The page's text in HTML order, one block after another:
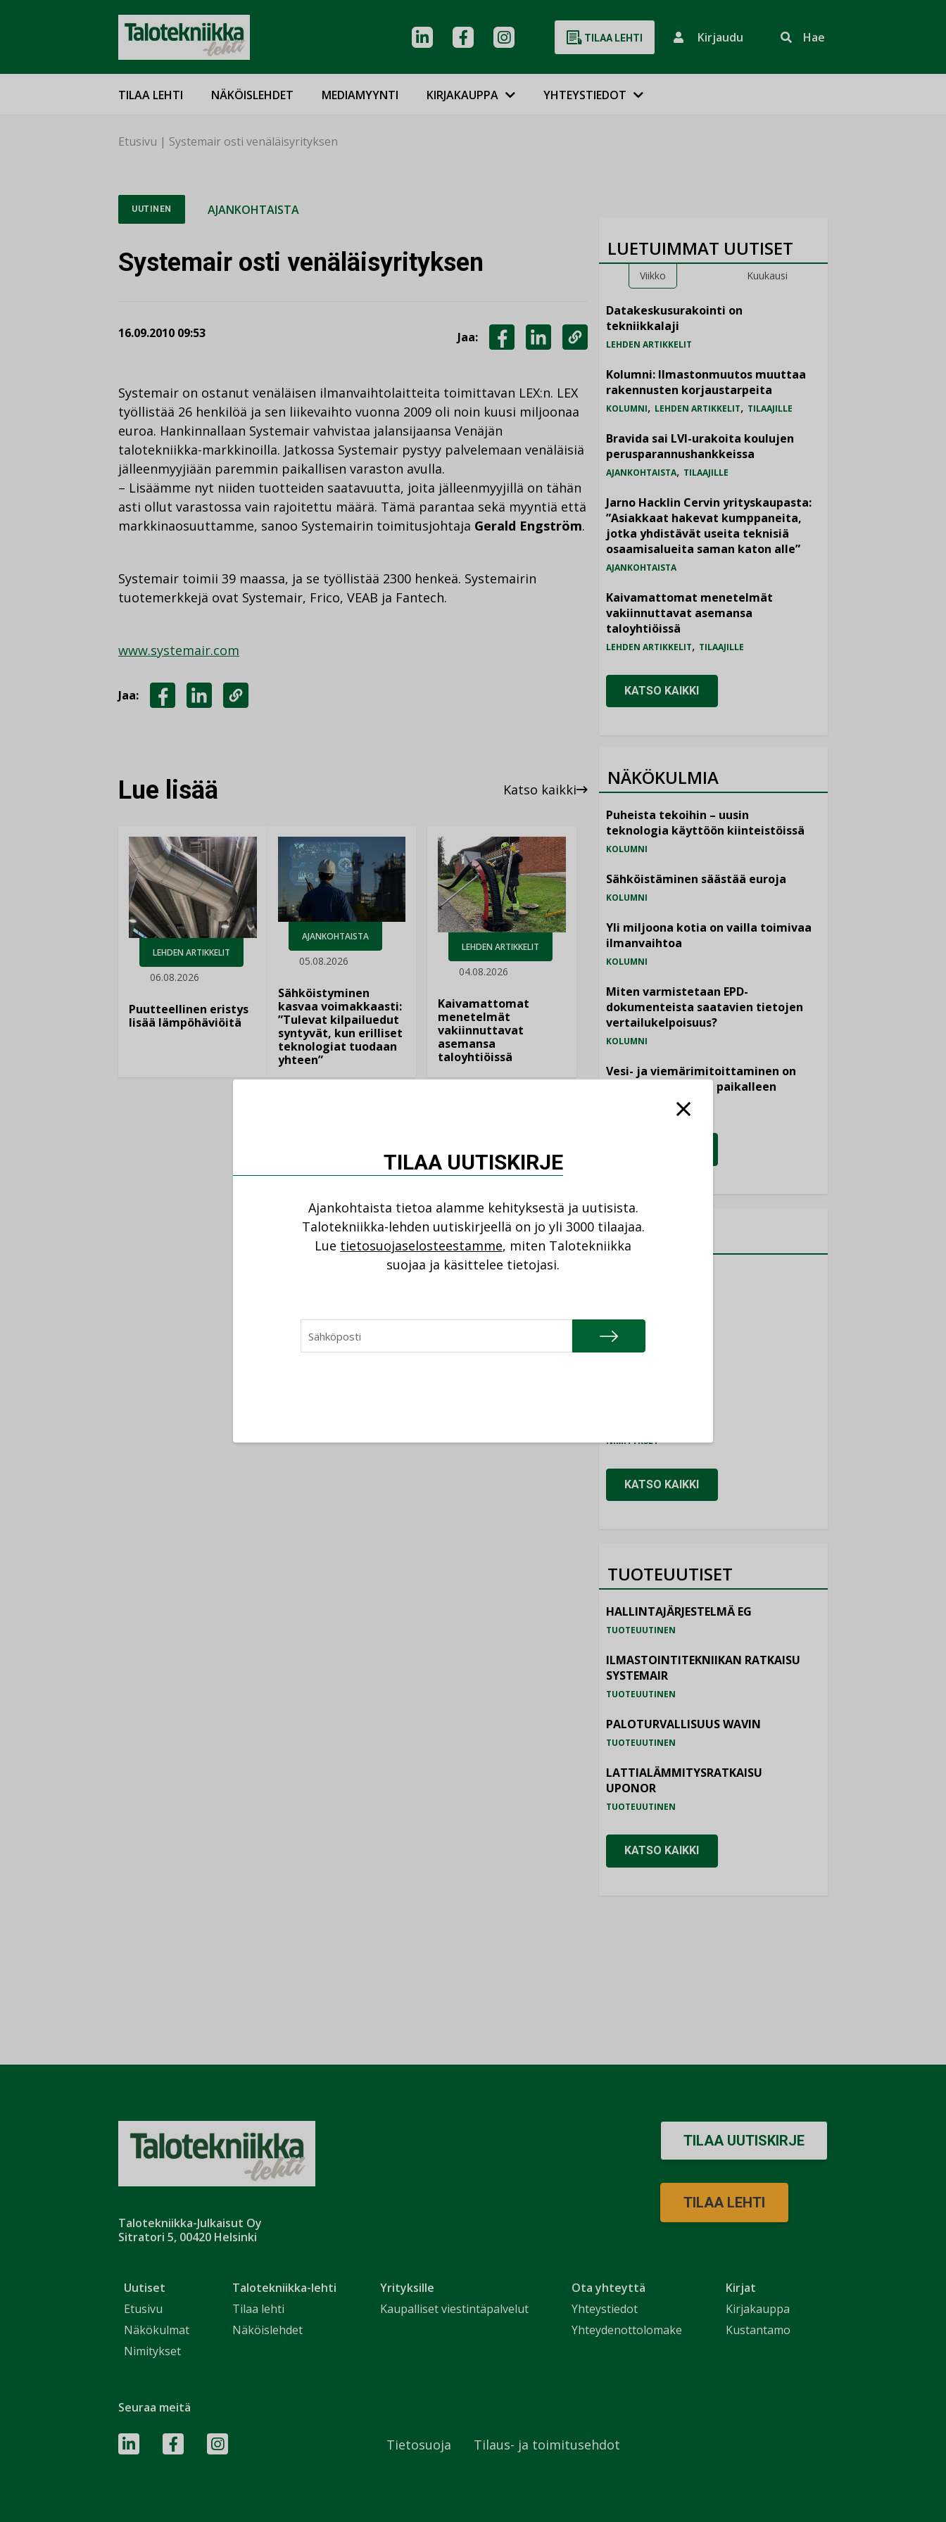
TILAA LEHTI Kirjaudu Hae
TILAA LEHTI NÄKÖISLEHDET MEDIAMYYNTI KIRJAKAUPPA YHTEYSTIEDOT
Etusivu | Systemair osti venäläisyrityksen
UUTINEN AJANKOHTAISTA
Systemair osti venäläisyrityksen
16.09.2010 09:53 Jaa:
LINKEDINISSÄ
LINKKI
Systemair on ostanut venäläisen ilmanvaihtolaitteita toimittavan LEX:n. LEX
työllistää 26 henkilöä ja sen liikevaihto vuonna 2009 oli noin kuusi miljoonaa
euroa. Hankinnallaan Systemair vahvistaa jalansijaansa Venäjän
talotekniikka-markkinoilla. Jatkossa Systemair pystyy palvelemaan venäläisiä
jälleenmyyjiään paremmin paikallisen varaston avulla.
– Lisäämme nyt niiden tuotteiden saatavuutta, joita jälleenmyyjillä on tähän
asti ollut varastossa vain rajoitettu määrä. Tämä parantaa sekä myyntiä että
markkinaosuuttamme, sanoo Systemairin toimitusjohtaja Gerald Engström.
Systemair toimii 39 maassa, ja se työllistää 2300 henkeä. Systemairin
tuotemerkkejä ovat Systemair, Frico, VEAB ja Fantech.
www.systemair.com
Jaa:
Lue lisää Katso kaikki
LEHDEN ARTIKKELIT
06.08.2026
Puutteellinen eristys
lisää lämpöhäviöitä
AJANKOHTAISTA
05.08.2026
Sähköistyminen
kasvaa voimakkaasti:
”Tulevat kilpailuedut
syntyvät, kun erilliset
teknologiat tuodaan
yhteen”
LEHDEN ARTIKKELIT
04.08.2026
Kaivamattomat
menetelmät
vakiinnuttavat
asemansa
taloyhtiöissä
LUETUIMMAT UUTISET
Viikko Kuukausi
Datakeskusurakointi on
tekniikkalaji
LEHDEN ARTIKKELIT
Kolumni: Ilmastonmuutos muuttaa
rakennusten korjaustarpeita
KOLUMNI, LEHDEN ARTIKKELIT, TILAAJILLE
Bravida sai LVI-urakoita koulujen
perusparannushankkeissa
AJANKOHTAISTA, TILAAJILLE
Jarno Hacklin Cervin yrityskaupasta:
”Asiakkaat hakevat kumppaneita,
jotka yhdistävät useita teknisiä
osaamisalueita saman katon alle”
AJANKOHTAISTA
Kaivamattomat menetelmät
vakiinnuttavat asemansa
taloyhtiöissä
LEHDEN ARTIKKELIT, TILAAJILLE
KATSO KAIKKI
NÄKÖKULMIA
Puheista tekoihin – uusin
teknologia käyttöön kiinteistöissä
KOLUMNI
Sähköistäminen säästää euroja
KOLUMNI
Yli miljoona kotia on vailla toimivaa
ilmanvaihtoa
KOLUMNI
Miten varmistetaan EPD-
dokumenteista saatavien tietojen
vertailukelpoisuus?
KOLUMNI
Vesi- ja viemärimitoittaminen on
jämähtänyt ajassa paikalleen
NIMITYKSET
NIMITYKSET
NIMITYKSET
KATSO KAIKKI
TUOTEUUTISET
HALLINTAJÄRJESTELMÄ EG
TUOTEUUTINEN
ILMASTOINTITEKNIIKAN RATKAISU
SYSTEMAIR
TUOTEUUTINEN
PALOTURVALLISUUS WAVIN
TUOTEUUTINEN
LATTIALÄMMITYSRATKAISU
UPONOR
TUOTEUUTINEN
KATSO KAIKKI
Talotekniikka-Julkaisut Oy
Sitratori 5, 00420 Helsinki
Uutiset
Etusivu
Näkökulmat
Nimitykset
Talotekniikka-lehti
Tilaa lehti
Näköislehdet
Yrityksille
Kaupalliset viestintäpalvelut
Ota yhteyttä
Yhteystiedot
Yhteydenottolomake
Kirjat
Kirjakauppa
Kustantamo
TILAA UUTISKIRJE
TILAA LEHTI
Seuraa meitä
Tietosuoja Tilaus- ja toimitusehdot
TILAA UUTISKIRJE
Ajankohtaista tietoa alamme kehityksestä ja uutisista.
Talotekniikka-lehden uutiskirjeellä on jo yli 3000 tilaajaa.
Lue tietosuojaselosteestamme, miten Talotekniikka
suojaa ja käsittelee tietojasi.